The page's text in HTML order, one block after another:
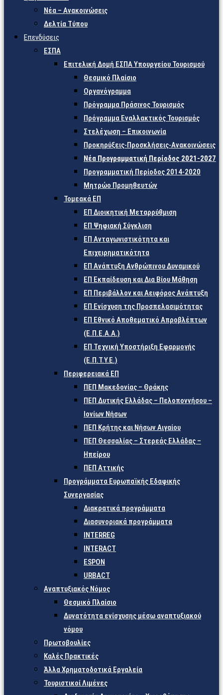
Νέα – Ανακοινώσεις
Δελτία Τύπου
Επενδύσεις
ΕΣΠΑ
Επιτελική Δομή ΕΣΠΑ Υπουργείου Τουρισμού
Θεσμικό Πλαίσιο
Οργανόγραμμα
Πρόγραμμα Πράσινος Τουρισμός
Πρόγραμμα Εναλλακτικός Τουρισμός
Στελέχωση – Επικοινωνία
Προκηρύξεις-Προσκλήσεις-Ανακοινώσεις
Νέα Προγραμματική Περίοδος 2021-2027
Προγραμματική Περίοδος 2014-2020
Μητρώο Προμηθευτών
Τομεακά ΕΠ
ΕΠ Διοικητική Μεταρρύθμιση
ΕΠ Ψηφιακή Σύγκλιση
ΕΠ Ανταγωνιστικότητα και
Επιχειρηματικότητα
ΕΠ Ανάπτυξη Ανθρώπινου Δυναμικού
ΕΠ Εκπαίδευση και Δια Βίου Μάθηση
ΕΠ Περιβάλλον και Αειφόρος Ανάπτυξη
ΕΠ Ενίσχυση της Προσπελασιμότητας
ΕΠ Εθνικό Αποθεματικό Απροβλέπτων
(Ε.Π.Ε.Α.Α.)
ΕΠ Τεχνική Υποστήριξη Εφαρμογής
(Ε.Π.Τ.Υ.Ε.)
Περιφερειακά ΕΠ
ΠΕΠ Μακεδονίας – Θράκης
ΠΕΠ Δυτικής Ελλάδας – Πελοποννήσου –
Ιονίων Νήσων
ΠΕΠ Κρήτης και Νήσων Αιγαίου
ΠΕΠ Θεσσαλίας – Στερεάς Ελλάδας –
Ηπείρου
ΠΕΠ Αττικής
Προγράμματα Ευρωπαϊκής Εδαφικής
Συνεργασίας
Διακρατικά προγράμματα
Διασυνοριακά προγράμματα
INTERREG
INTERACT
ESPON
URBACT
Αναπτυξιακός Νόμος
Θεσμικό Πλαίσιο
Δυνατότητα ενίσχυσης μέσω αναπτυξιακού
νόμου
Πρωτοβουλίες
Καλές Πρακτικές
Άλλα Χρηματοδοτικά Εργαλεία
Τουριστικοί Λιμένες